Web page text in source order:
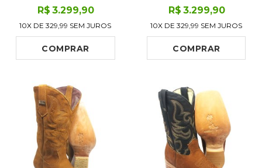
NAJA NATURAL COM
CABEÇA LIMITED
EDITION - CANO CURTO,
BICO FINO - SOLADO DE
COURO ARTESANAL
R$ 3.299,90
10X DE329,99 SEM JUROS
COMPRAR
NAJA VERDE COM
CABEÇA LIMITED
EDITION - CANO CURTO,
BICO FINO - SOLADO DE
COURO ARTESANAL
R$ 3.299,90
10X DE329,99 SEM JUROS
COMPRAR